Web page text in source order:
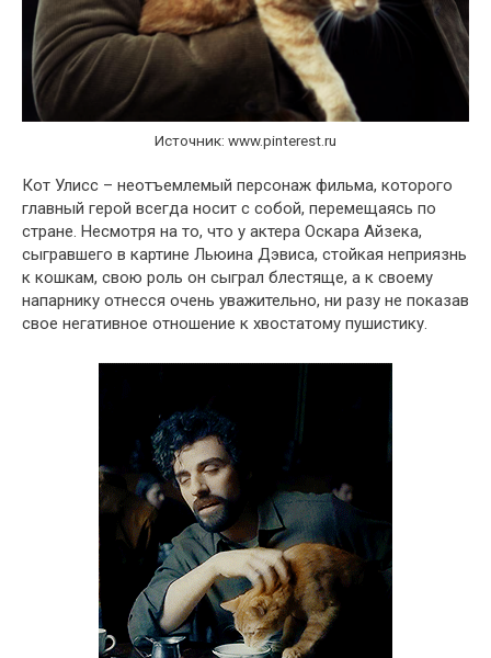
Источник: www.pinterest.ru
Кот Улисс – неотъемлемый персонаж фильма, которого
главный герой всегда носит с собой, перемещаясь по
стране. Несмотря на то, что у актера Оскара Айзека,
сыгравшего в картине Льюина Дэвиса, стойкая неприязнь
к кошкам, свою роль он сыграл блестяще, а к своему
напарнику отнесся очень уважительно, ни разу не показав
свое негативное отношение к хвостатому пушистику.